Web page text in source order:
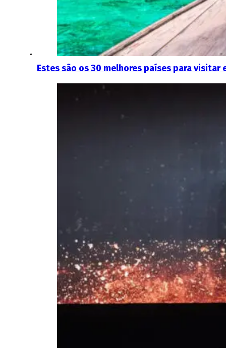
Estes são os 30 melhores países para